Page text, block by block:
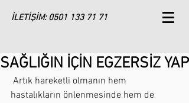
İLETİŞİM:0501 133 71 71
SAĞLIĞIN İÇİN EGZERSİZ YAP
hastalıkların önlenmesinde hem de